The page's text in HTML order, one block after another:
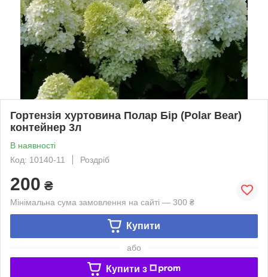
Гортензія хуртовина Полар Бір (Polar Bear)
контейнер 3л
В наявності
Код: 10140-11
Роздріб
200 ₴
Мінімальна сума замовлення на сайті — 300 ₴
Купити
або
Купити з